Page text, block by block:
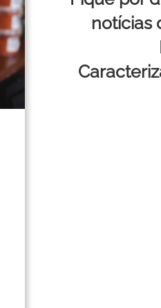
notícias